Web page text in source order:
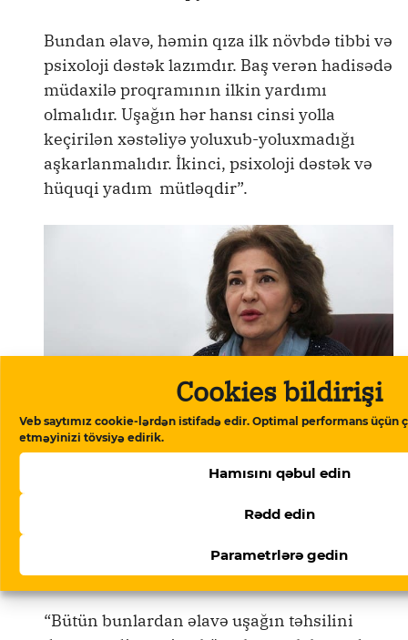
Cookies bildirişi
Veb saytımız cookie-lərdən istifadə edir. Optimal performans üçün
etməyinizi tövsiyə edirik.
Hamısını qəbul edin
Rədd edin
Parametrlərə gedin
Bundan əlavə, həmin qıza ilk növbdə tibbi və
psixoloji dəstək lazımdır. Baş verən hadisədə
müdaxilə proqramının ilkin yardımı
olmalıdır. Uşağın hər hansı cinsi yolla
keçirilən xəstəliyə yoluxub-yoluxmadığı
aşkarlanmalıdır. İkinci, psixoloji dəstək və
hüquqi yadım mütləqdir”.
”Təmiz Dünya” Qadınlara Yardım İctimai Birliyinin sədri
Mehriban Zeynalova
O uşağın həyatı və psixoloji
durumu təhlükədə olacaq
“Bütün bunlardan əlavə uşağın təhsilini